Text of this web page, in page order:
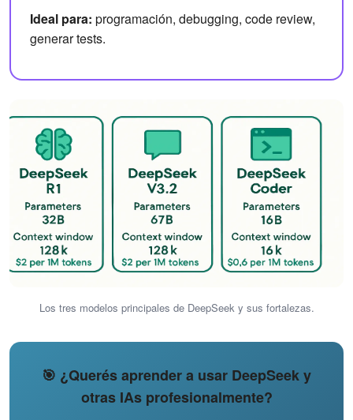
Ideal para: programación, debugging, code review,
generar tests.
Los tres modelos principales de DeepSeek y sus fortalezas.
🎯 ¿Querés aprender a usar DeepSeek y
otras IAs profesionalmente?